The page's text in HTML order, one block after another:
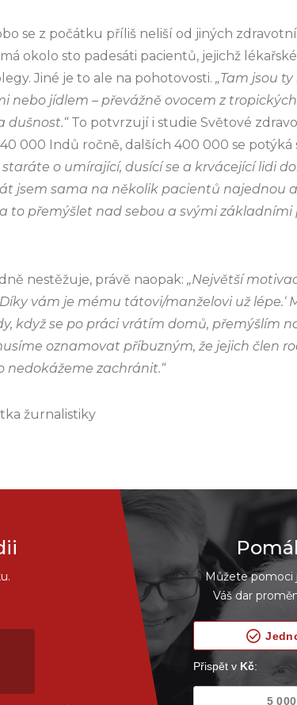
se z počátku příliš neliší od jiných
okolo sto padesáti pacientů, jejichž
Jiné je to ale na pohotovosti. „Tam jsou
nebo jídlem – převážně ovocem z
dušnost.“To potvrzují i studie Světové
000 Indů ročně, dalších 400 000 se potýká
o umírající, dusící se a krvácející lidi
jsem sama na několik pacientů najednou
to přemýšlet nad sebou a svými základními
nestěžuje, právě naopak: „Největší
vám je mému tátovi/manželovi už lépe.‘
když se po práci vrátím domů, přemýšlím
oznamovat příbuzným, že jejich člen
nedokážeme zachránit.“
žurnalistiky
Můžete pomoci
Váš dar